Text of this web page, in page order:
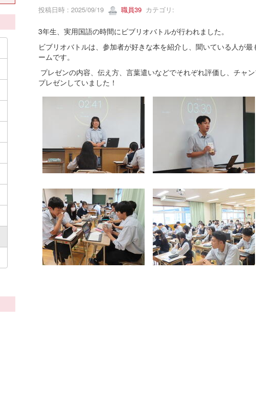
投稿日時 : 2025/09/19 職員39カテゴリ:
3年生、実用国語の時間にビブリオバトルが行われました。
ビブリオバトルは、参加者が好きな本を紹介し、聞いている人が
ームです。
プレゼンの内容、伝え方、言葉遣いなどでそれぞれ評価し、チャ
プレゼンしていました！